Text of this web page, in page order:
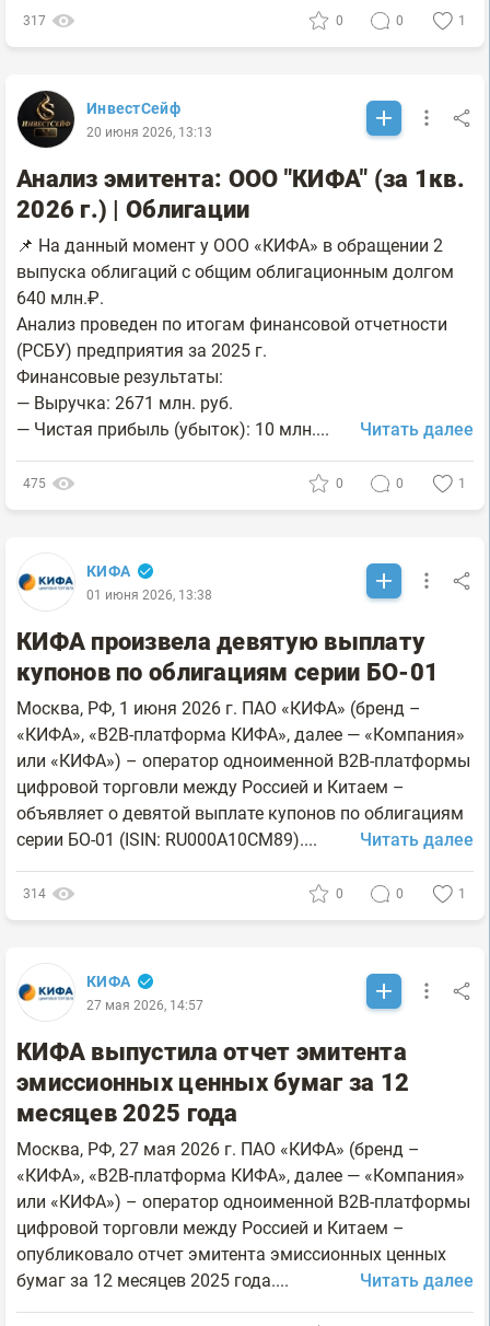
317 0 0 1
ИнвестСейф
20 июня 2026, 13:13
Анализ эмитента: ООО "КИФА" (за 1кв.
2026 г.) | Облигации
📌 На данный момент у ООО «КИФА» в обращении 2
выпуска облигаций с общим облигационным долгом
640 млн.₽.
Анализ проведен по итогам финансовой отчетности
(РСБУ) предприятия за 2025 г.
Финансовые результаты:
— Выручка: 2671 млн. руб.
— Чистая прибыль (убыток): 10 млн....
Читать далее
475 0 0 1
КИФА
01 июня 2026, 13:38
КИФА произвела девятую выплату
купонов по облигациям серии БО-01
Москва, РФ, 1 июня 2026 г. ПАО «КИФА» (бренд –
«КИФА», «B2B-платформа КИФА», далее — «Компания»
или «КИФА») – оператор одноименной B2B-платформы
цифровой торговли между Россией и Китаем –
объявляет о девятой выплате купонов по облигациям
серии БО-01 (ISIN: RU000A10CM89)....
Читать далее
314 0 0 1
КИФА
27 мая 2026, 14:57
КИФА выпустила отчет эмитента
эмиссионных ценных бумаг за 12
месяцев 2025 года
Москва, РФ, 27 мая 2026 г. ПАО «КИФА» (бренд –
«КИФА», «B2B-платформа КИФА», далее — «Компания»
или «КИФА») – оператор одноименной B2B-платформы
цифровой торговли между Россией и Китаем –
опубликовало отчет эмитента эмиссионных ценных
бумаг за 12 месяцев 2025 года....
Читать далее